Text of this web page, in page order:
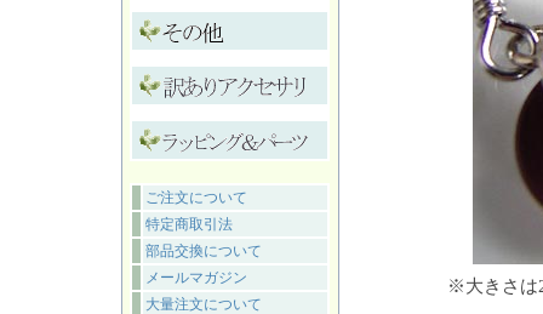
ご注文について
特定商取引法
部品交換について
メールマガジン
大量注文について
※大きさは